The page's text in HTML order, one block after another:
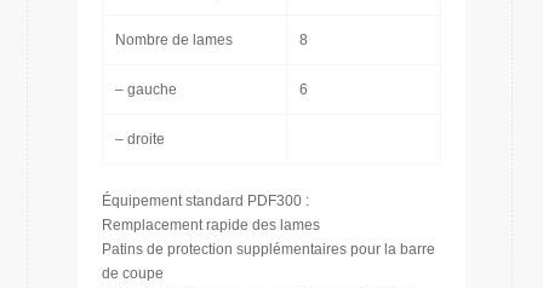
Nombre de lames 8
– gauche 6
– droite
Équipement standard PDF300 :
Remplacement rapide des lames
Patins de protection supplémentaires pour la barre
de coupe